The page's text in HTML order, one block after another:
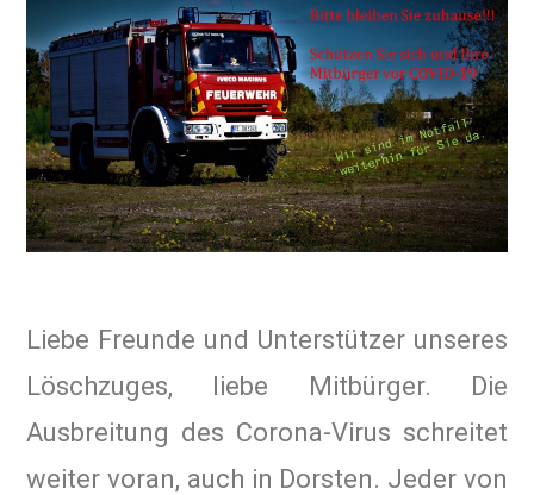
Liebe Freunde und Unterstützer unseres
Löschzuges, liebe Mitbürger. Die
Ausbreitung des Corona-Virus schreitet
weiter voran, auch in Dorsten. Jeder von